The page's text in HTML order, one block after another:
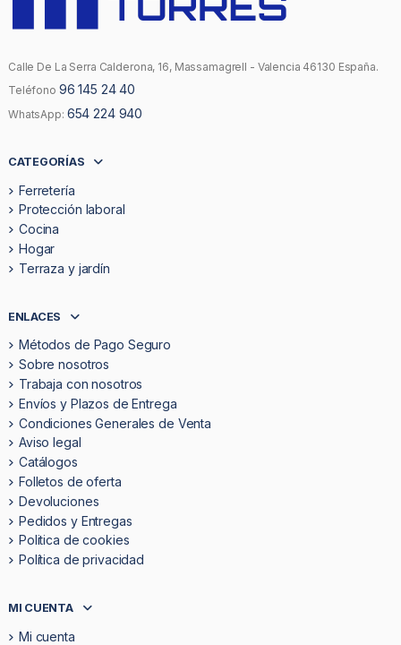
Calle De La Serra Calderona, 16, Massamagrell - Valencia 46130 España.
Teléfono 96 145 24 40
WhatsApp: 654 224 940
CATEGORÍAS
Ferretería
Protección laboral
Cocina
Hogar
Terraza y jardín
ENLACES
Métodos de Pago Seguro
Sobre nosotros
Trabaja con nosotros
Envíos y Plazos de Entrega
Condiciones Generales de Venta
Aviso legal
Catálogos
Folletos de oferta
Devoluciones
Pedidos y Entregas
Politica de cookies
Política de privacidad
MI CUENTA
Mi cuenta